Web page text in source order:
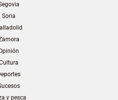
Soria
y pesca